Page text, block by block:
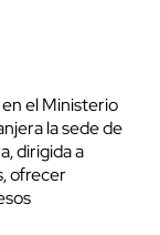
el Ministerio
la sede de
dirigida a
ofrecer